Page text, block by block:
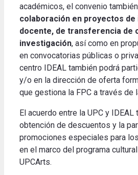
académicos, el convenio
colaboración en proyectos de
docente, de transferencia de
investigación, así como en
en convocatorias públicas o
centro IDEAL también podrá
y/o en la dirección de oferta
que gestiona la FPC a través de
El acuerdo entre la UPC y
obtención de descuentos y la
promociones especiales para
en el marco del programa
UPCArts.